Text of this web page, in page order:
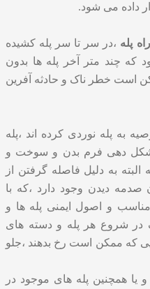
داده می شود.
پله ،در سر تا سر پله کشیده
که چند متر آخر پله ها بدون
است خطر ناک و حادثه آفرین
به پله نوردی کرده اند ،پله
دهی فرم بدن و سوخت و
به دلیل فاصله گرفتن از
دیدن وجود دارد ،که با
و اصول ایمنی پله ها و
شروع هر پله و دسته های
که ممکن است رخ بدهند ،جلو
یا همچنین پله های موجود در